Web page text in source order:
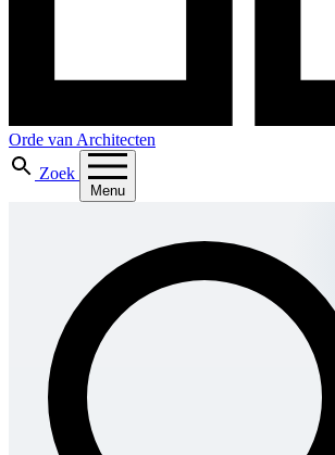
Orde van Architecten
Zoek
Menu